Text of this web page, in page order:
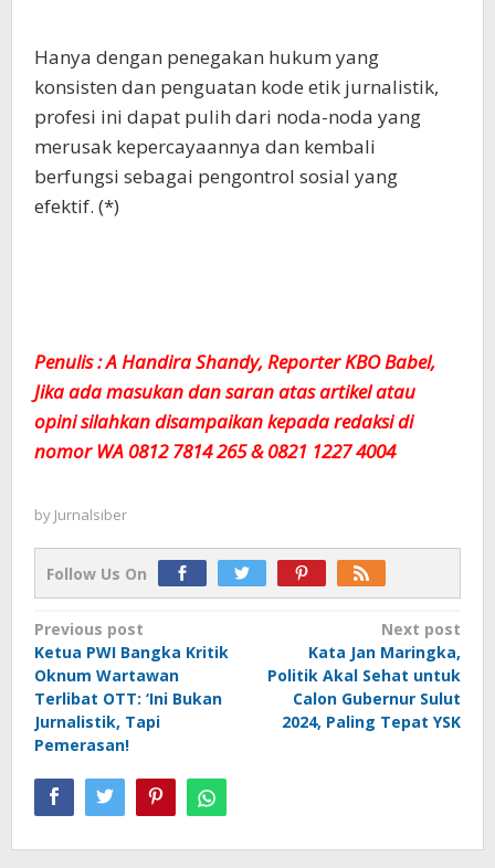
Hanya dengan penegakan hukum yang
konsisten dan penguatan kode etik jurnalistik,
profesi ini dapat pulih dari noda-noda yang
merusak kepercayaannya dan kembali
berfungsi sebagai pengontrol sosial yang
efektif. (*)
Penulis : A Handira Shandy, Reporter KBO Babel,
Jika ada masukan dan saran atas artikel atau
opini silahkan disampaikan kepada redaksi di
nomor WA 0812 7814 265 & 0821 1227 4004
by Jurnalsiber
Follow Us On
Post
navigation
Previous post
Ketua PWI Bangka Kritik
Oknum Wartawan
Terlibat OTT: ‘Ini Bukan
Jurnalistik, Tapi
Pemerasan!
Next post
Kata Jan Maringka,
Politik Akal Sehat untuk
Calon Gubernur Sulut
2024, Paling Tepat YSK